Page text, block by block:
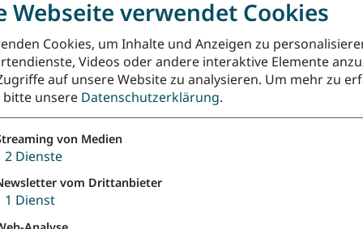
Übersicht über die vielfältigen Rückmeldungen
nach Registrierung auf den digitalen
oder Beamerpräsentationen zum gottesdienstlichen
Webseite verwendet Cookies
Cookies, um Inhalte und Anzeigen zu
Videos oder andere interaktive Elemente
auf unsere Website zu analysieren. Um mehr zu
bitte unsere Datenschutzerklärung.
von Medien
2 Dienste
vom Drittanbieter
1 Dienst